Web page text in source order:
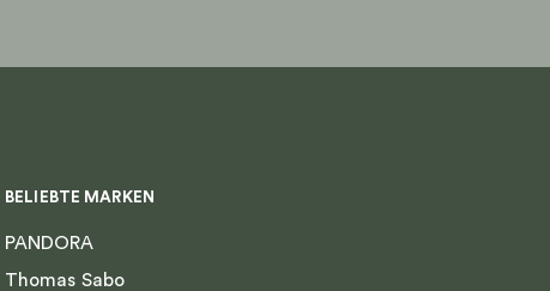
BELIEBTE MARKEN
PANDORA
Thomas Sabo